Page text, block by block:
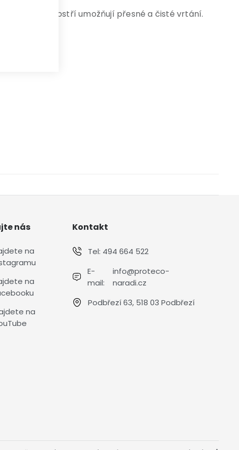
postranní ostří umožňují přesné a čisté vrtání.
nás
na
na
na
Kontakt
Tel: 494 664 522
E-
mail:
info@proteco-
naradi.cz
Podbřezí 63, 518 03 Podbřezí